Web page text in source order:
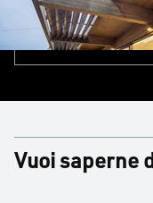
Vuoi saperne